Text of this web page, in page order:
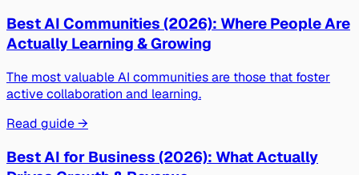
Best AI Communities (2026): Where People Are
Actually Learning & Growing
The most valuable AI communities are those that foster
active collaboration and learning.
Read guide →
Best AI for Business (2026): What Actually